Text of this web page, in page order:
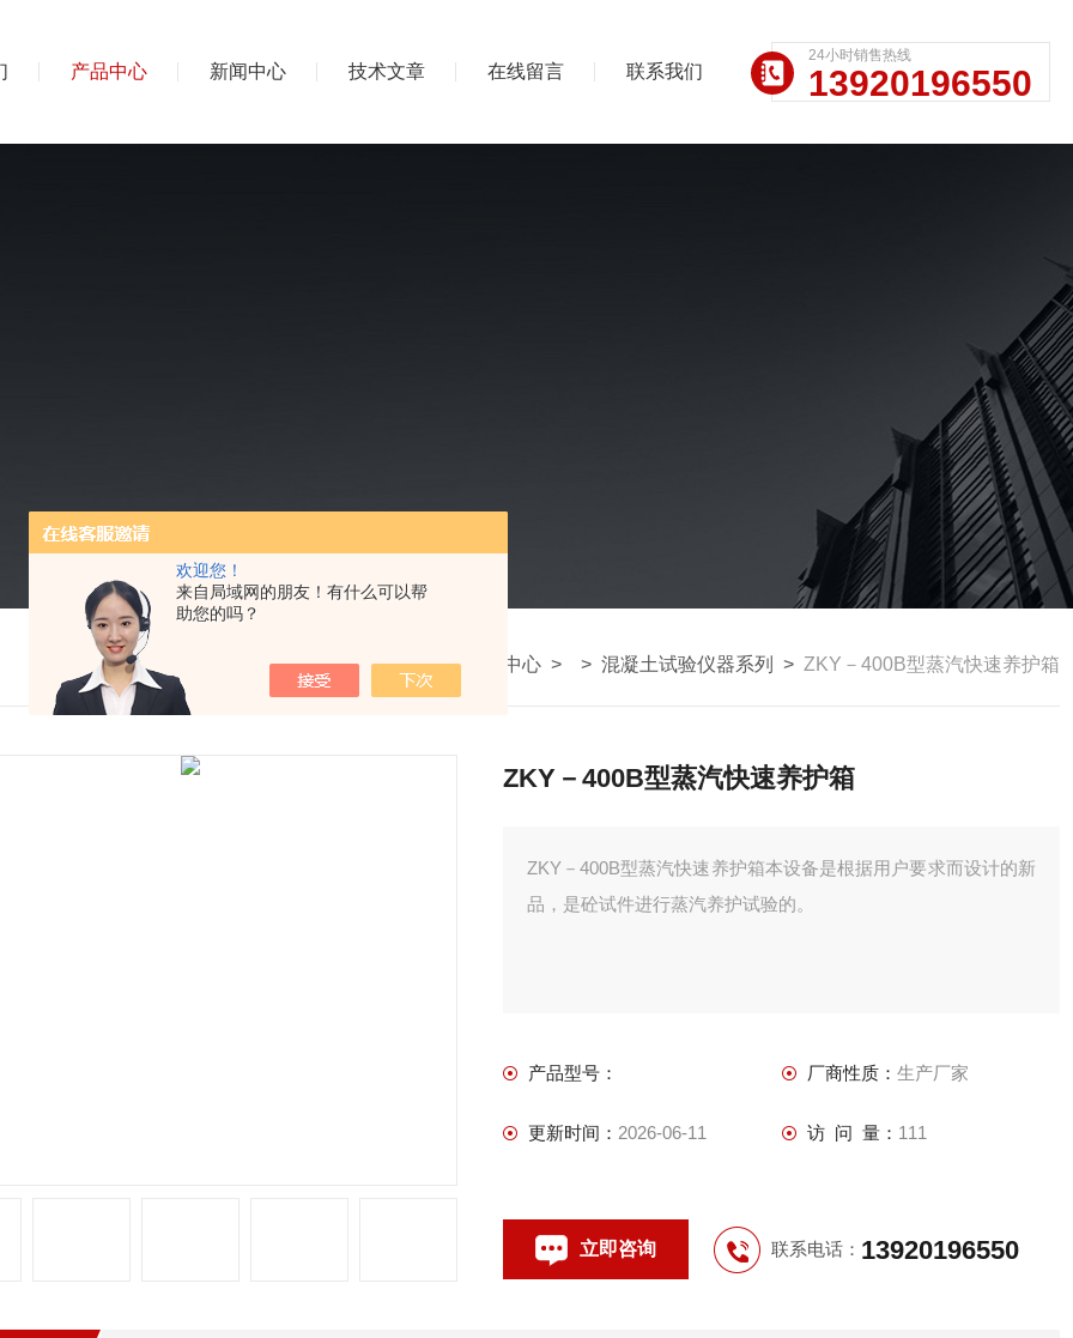
欢迎您！
来自局域网的朋友！有什么可以帮
助您的吗？
产品中心 新闻中心 技术文章 在线留言 联系我们
24小时销售热线
13920196550
我的位置：首页> 产品中心 > > 混凝土试验仪器系列 > ZKY－400B型蒸汽快速养护箱
ZKY－400B型蒸汽快速养护箱
ZKY－400B型蒸汽快速养护箱本设备是根据用户要求而设计的新
品，是砼试件进行蒸汽养护试验的。
产品型号： 厂商性质： 生产厂家
更新时间： 2026-06-11 访 问 量： 111
立即咨询 联系电话： 13920196550